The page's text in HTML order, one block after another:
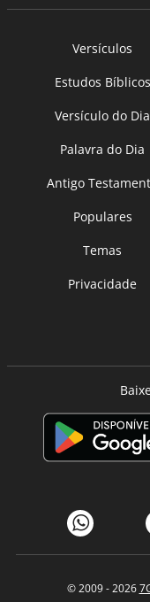
Versículos
Estudos Bíblicos
Versículo do Dia
Palavra do Dia
Antigo
Populares
Temas
Privacidade
© 2009 - 2026